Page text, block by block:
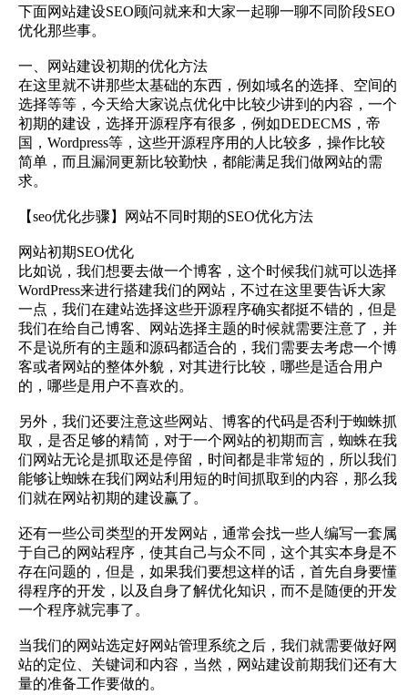
下面网站建设SEO顾问就来和大家一起聊一聊不同阶段SEO
优化那些事。
一、网站建设初期的优化方法
在这里就不讲那些太基础的东西，例如域名的选择、空间的
选择等等，今天给大家说点优化中比较少讲到的内容，一个
初期的建设，选择开源程序有很多，例如DEDECMS，帝
国，Wordpress等，这些开源程序用的人比较多，操作比较
简单，而且漏洞更新比较勤快，都能满足我们做网站的需
求。
【seo优化步骤】网站不同时期的SEO优化方法
网站初期SEO优化
比如说，我们想要去做一个博客，这个时候我们就可以选择
WordPress来进行搭建我们的网站，不过在这里要告诉大家
一点，我们在建站选择这些开源程序确实都挺不错的，但是
我们在给自己博客、网站选择主题的时候就需要注意了，并
不是说所有的主题和源码都适合的，我们需要去考虑一个博
客或者网站的整体外貌，对其进行比较，哪些是适合用户
的，哪些是用户不喜欢的。
另外，我们还要注意这些网站、博客的代码是否利于蜘蛛抓
取，是否足够的精简，对于一个网站的初期而言，蜘蛛在我
们网站无论是抓取还是停留，时间都是非常短的，所以我们
能够让蜘蛛在我们网站利用短的时间抓取到的内容，那么我
们就在网站初期的建设赢了。
还有一些公司类型的开发网站，通常会找一些人编写一套属
于自己的网站程序，使其自己与众不同，这个其实本身是不
存在问题的，但是，如果我们要想这样的话，首先自身要懂
得程序的开发，以及自身了解优化知识，而不是随便的开发
一个程序就完事了。
当我们的网站选定好网站管理系统之后，我们就需要做好网
站的定位、关键词和内容，当然，网站建设前期我们还有大
量的准备工作要做的。